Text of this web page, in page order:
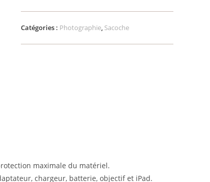
Catégories : Photographie, Sacoche
maximale du matériel.
chargeur, batterie, objectif et iPad.